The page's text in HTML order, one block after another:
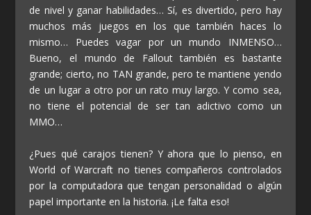
de nivel y ganar habilidades… Sí, es divertido, pero hay
muchos más juegos en los que también haces lo
mismo… Puedes vagar por un mundo INMENSO…
Bueno, el mundo de Fallout también es bastante
grande; cierto, no TAN grande, pero te mantiene yendo
de un lugar a otro por un rato muy largo. Y como sea,
no tiene el potencial de ser tan adictivo como un
MMO…
¿Pues qué carajos tienen? Y ahora que lo pienso, en
World of Warcraft no tienes compañeros controlados
por la computadora que tengan personalidad o algún
papel importante en la historia. ¡Le falta eso!